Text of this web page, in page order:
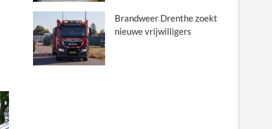
Brandweer Drenthe zoekt
nieuwe vrijwilligers